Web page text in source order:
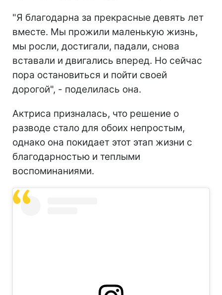
"Я благодарна за прекрасные девять лет
вместе. Мы прожили маленькую жизнь,
мы росли, достигали, падали, снова
вставали и двигались вперед. Но сейчас
пора остановиться и пойти своей
дорогой", - поделилась она.
Актриса призналась, что решение о
разводе стало для обоих непростым,
однако она покидает этот этап жизни с
благодарностью и теплыми
воспоминаниями.